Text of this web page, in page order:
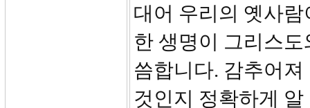
대어 우리의 옛사
한 생명이 그리스
씀합니다. 감추어
것인지 정확하게